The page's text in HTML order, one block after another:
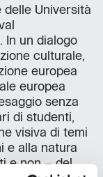
delle Università
In un dialogo
culturale,
europea
europea
senza
di studenti,
visiva di temi
e alla natura
e non – del